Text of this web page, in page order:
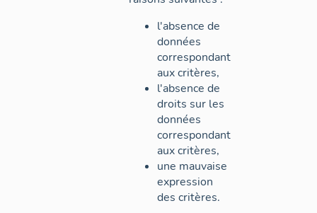
l'absence de
données
correspondant
aux critères,
l'absence de
droits sur les
données
correspondant
aux critères,
une mauvaise
expression
des critères.